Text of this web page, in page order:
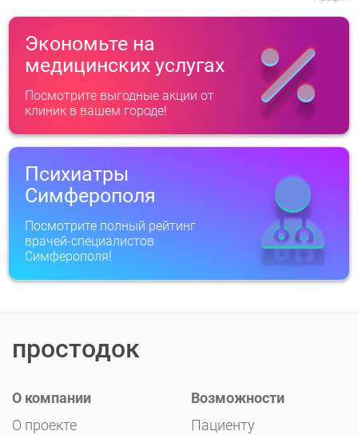
Экономьте на
медицинских услугах
Посмотрите выгодные акции от
клиник в вашем городе!
Психиатры
Симферополя
Посмотрите полный рейтинг
врачей-специалистов
Симферополя!
простодок
О компании
О проекте
Возможности
Пациенту